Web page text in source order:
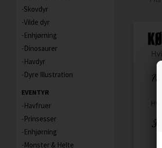
Skovdyr
Vilde dyr
Enhjørning
Dinosaurer
Havdyr
Dyre Illustration
EVENTYR
Havfruer
Prinsesser
Enhjørning
Monster & Helte